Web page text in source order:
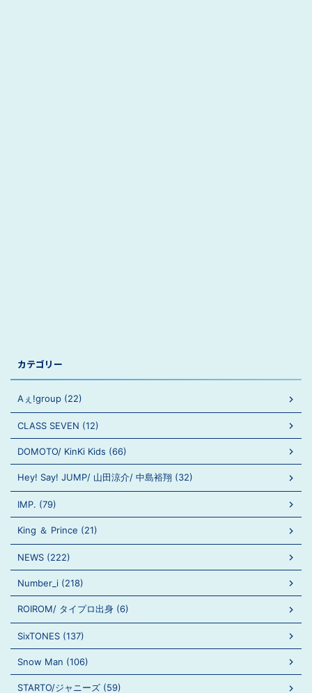
カテゴリー
Aぇ!group (22)
CLASS SEVEN (12)
DOMOTO/ KinKi Kids (66)
Hey! Say! JUMP/ 山田涼介/ 中島裕翔 (32)
IMP. (79)
King ＆ Prince (21)
NEWS (222)
Number_i (218)
ROIROM/ タイプロ出身 (6)
SixTONES (137)
Snow Man (106)
STARTO/ジャニーズ (59)